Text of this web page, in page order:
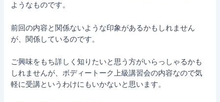
ようなものです。
前回の内容と関係ないような印象があるかもしれません
が、関係しているのです。
ご興味をもち詳しく知りたいと思う方がいらっしゃるかも
しれませんが、ボディートーク上級講習会の内容なので気
軽に受講というわけにもいかないと思います。